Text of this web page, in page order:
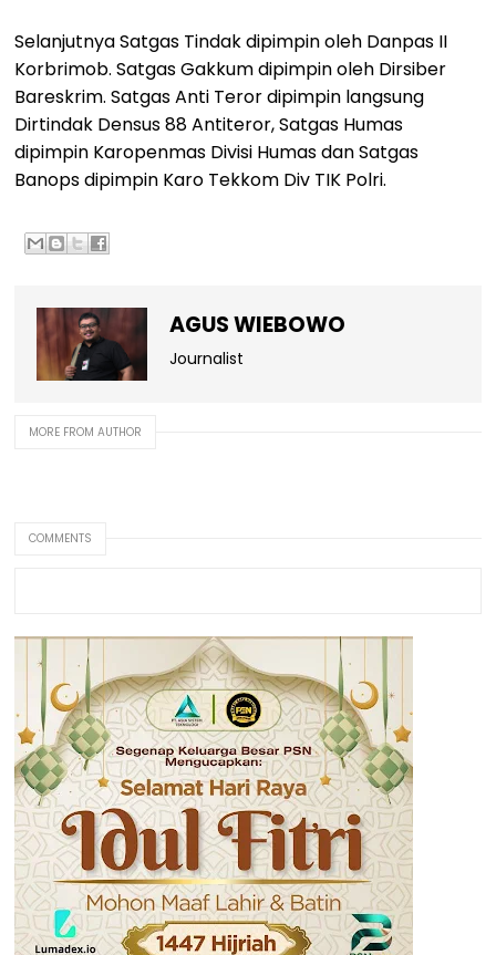
Selanjutnya Satgas Tindak dipimpin oleh Danpas II
Korbrimob. Satgas Gakkum dipimpin oleh Dirsiber
Bareskrim. Satgas Anti Teror dipimpin langsung
Dirtindak Densus 88 Antiteror, Satgas Humas
dipimpin Karopenmas Divisi Humas dan Satgas
Banops dipimpin Karo Tekkom Div TIK Polri.
AGUS WIEBOWO
Journalist
MORE FROM AUTHOR
COMMENTS